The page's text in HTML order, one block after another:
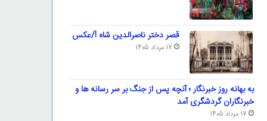
قصر دختر ناصرالدین شاه !/عکس
17 مرداد 1405
به بهانه روز خبرنگار ؛ آنچه پس از جنگ بر سر رسانه ها و
خبرنگاران گردشگری آمد
17 مرداد 1405